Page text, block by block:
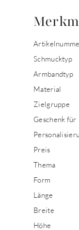
Schmucktyp
Armbandtyp
Material
Zielgruppe
Geschenk für
Preis
Thema
Form
Länge
Breite
Höhe